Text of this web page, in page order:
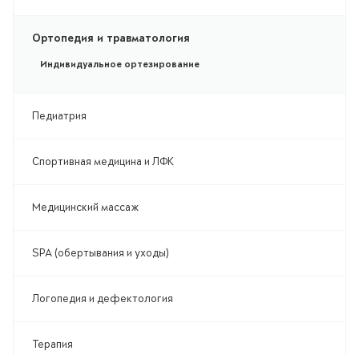
Ортопедия и травматология
Индивидуальное ортезирование
Педиатрия
Спортивная медицина и ЛФК
Медицинский массаж
SPA (обертывания и уходы)
Логопедия и дефектология
Терапия